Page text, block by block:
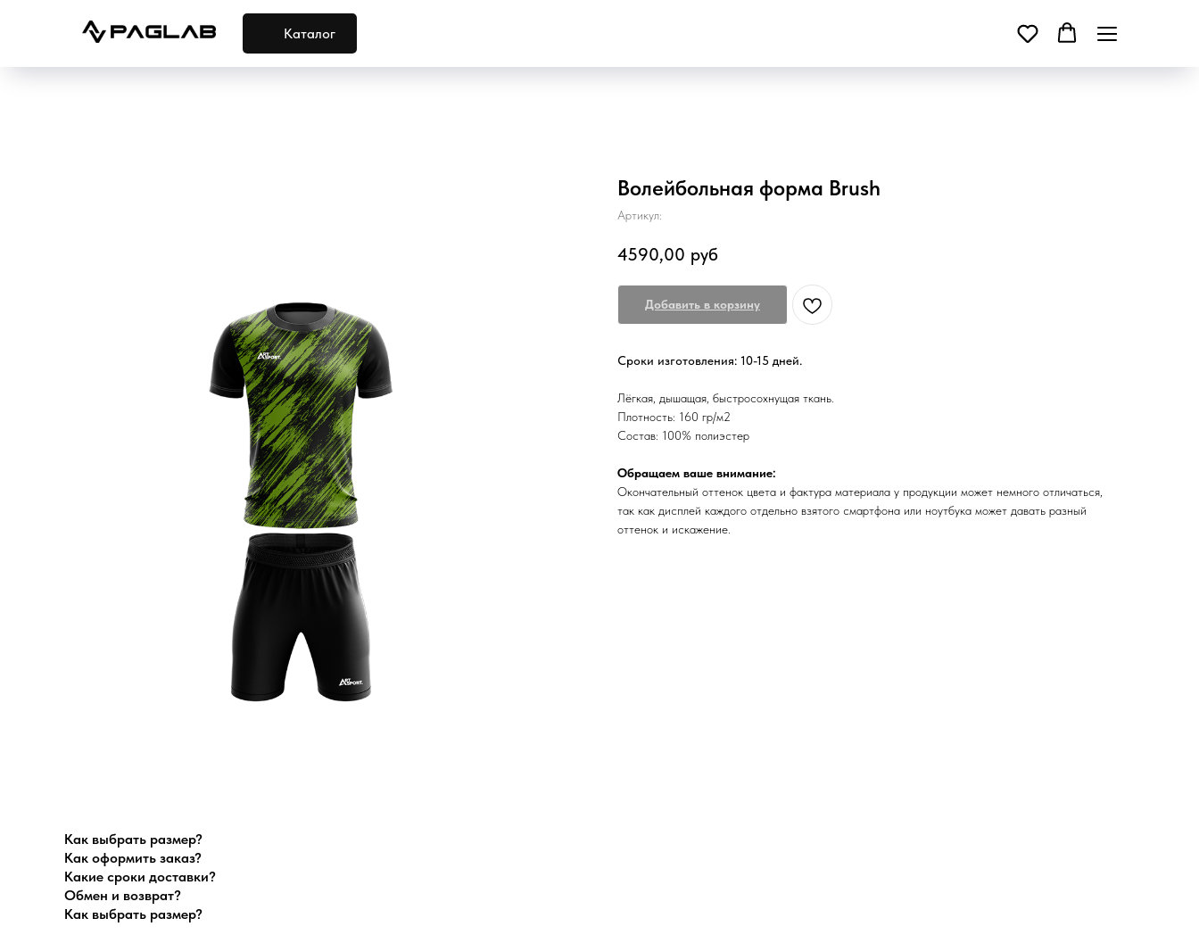
Каталог
Волейбольная форма Brush
Артикул:
4590,00 руб
Добавить в корзину
Сроки изготовления: 10-15 дней.
Лёгкая, дышащая, быстросохнущая ткань.
Плотность: 160 гр/м2
Состав: 100% полиэстер
Обращаем ваше внимание:
Окончательный оттенок цвета и фактура материала у продукции может немного отличаться,
так как дисплей каждого отдельно взятого смартфона или ноутбука может давать разный
оттенок и искажение.
Как выбрать размер?
Как оформить заказ?
Какие сроки доставки?
Обмен и возврат?
Как выбрать размер?